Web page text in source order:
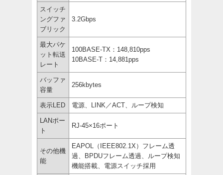
スイッチ
ングファ
ブリック
3.2Gbps
最大パケ
ット転送
レート
100BASE-TX：148,810pps
10BASE-T：14,881pps
バッファ
容量
256kbytes
表示LED 電源、LINK／ACT、ループ検知
LANポー
ト
RJ-45×16ポート
その他機
能
EAPOL（IEEE802.1X）フレーム透
過、BPDUフレーム透過、ループ検知
機能搭載、電源スイッチ採用